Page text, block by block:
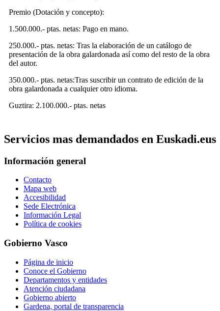
Premio (Dotación y concepto):
1.500.000.- ptas. netas: Pago en mano.
250.000.- ptas. netas: Tras la elaboración de un catálogo de
presentación de la obra galardonada así como del resto de la obra
del autor.
350.000.- ptas. netas:Tras suscribir un contrato de edición de la
obra galardonada a cualquier otro idioma.
Guztira: 2.100.000.- ptas. netas
Servicios mas demandados en Euskadi.eus
Información general
Contacto
Mapa web
Accesibilidad
Sede Electrónica
Información Legal
Política de cookies
Gobierno Vasco
Página de inicio
Conoce el Gobierno
Departamentos y entidades
Atención ciudadana
Gobierno abierto
Gardena, portal de transparencia